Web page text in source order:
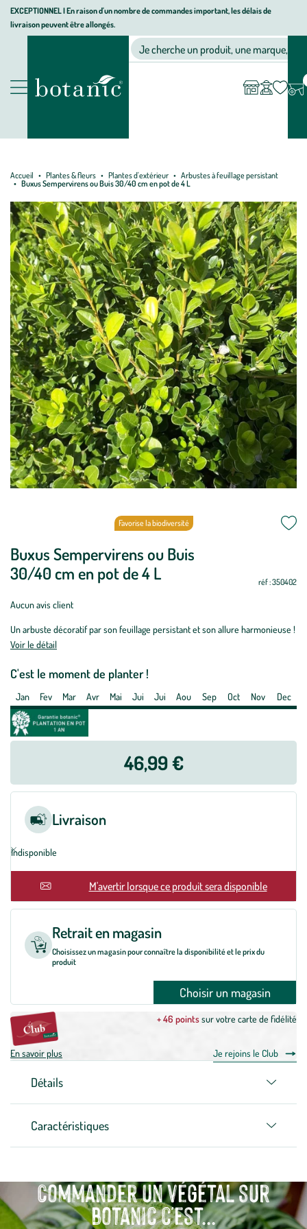
Aller
Aller
au
Aller
au
page
EXCEPTIONNEL I En raison d'un nombre de commandes important, les délais de
livraison peuvent être allongés.
Nos produits
Jardinerie écologique, animalerie, décoration, alimentation bio
Je cherche un produit, une marque, un
compte
Accueil Plantes & fleurs Plantes d'extérieur
Arbustes à feuillage persistant
Buxus Sempervirens ou Buis 30/40 cm en pot de 4 L
Favorise la biodiversité
Buxus Sempervirens ou Buis
30/40 cm en pot de 4 L
réf : 350402
Aucun avis client
Un arbuste décoratif par son feuillage persistant et son allure harmonieuse !
Voir le détail
C'est le moment de planter !
Période
Sempervirens
ou
Buis
pot
Jan Fev Mar Avr Mai Jui Jui Aou Sep Oct Nov Dec
Oui
Oui
Oui
Oui
Oui
Oui
Oui
Oui
Oui
Oui
Oui
Oui
46,99 €
Livraison
Indisponible
En rupture M'avertir lorsque ce produit sera disponible
Retrait en magasin
Choisissez un magasin pour connaître la disponibilité et le prix du
produit
Choisir un magasin
+ 46 pointssur votre carte de fidélité
En savoir plus Je rejoins le Club
Détails
Caractéristiques
Commander un végétal sur
botanic c'est...